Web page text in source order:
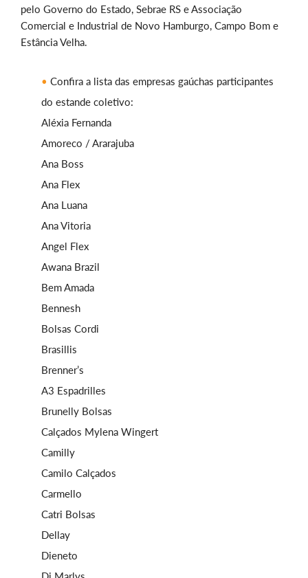
pelo Governo do Estado, Sebrae RS e Associação
Comercial e Industrial de Novo Hamburgo, Campo Bom e
Estância Velha.
Confira a lista das empresas gaúchas participantes
do estande coletivo:
Aléxia Fernanda
Amoreco / Ararajuba
Ana Boss
Ana Flex
Ana Luana
Ana Vitoria
Angel Flex
Awana Brazil
Bem Amada
Bennesh
Bolsas Cordi
Brasillis
Brenner’s
A3 Espadrilles
Brunelly Bolsas
Calçados Mylena Wingert
Camilly
Camilo Calçados
Carmello
Catri Bolsas
Dellay
Dieneto